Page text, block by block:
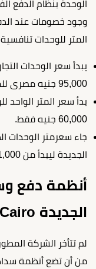
الوحدة بنظام الدفع
المتر للوحدات
يبدأ سعر الوحدات
95,000 جنيه مصرى للمتر.
بدأ سعر المتر الواحد
60,000 جنيه فقط.
الجديدة ليبدأ من 41,000 جنيه فقط.
الجديدة G7 Mall New Cairo
من أن تضع أنظمة